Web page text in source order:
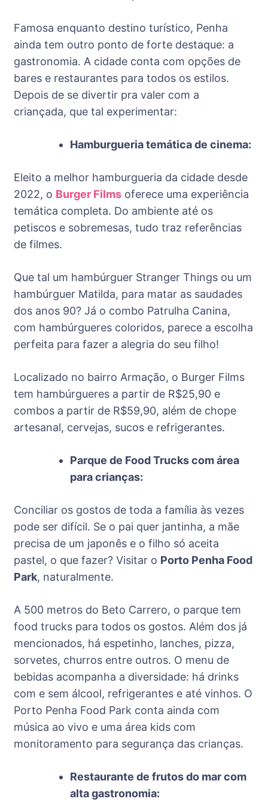
Famosa enquanto destino turístico, Penha
ainda tem outro ponto de forte destaque: a
gastronomia. A cidade conta com opções de
bares e restaurantes para todos os estilos.
Depois de se divertir pra valer com a
criançada, que tal experimentar:
Hamburgueria temática de cinema:
Eleito a melhor hamburgueria da cidade desde
2022, o Burger Films oferece uma experiência
temática completa. Do ambiente até os
petiscos e sobremesas, tudo traz referências
de filmes.
Que tal um hambúrguer Stranger Things ou um
hambúrguer Matilda, para matar as saudades
dos anos 90? Já o combo Patrulha Canina,
com hambúrgueres coloridos, parece a escolha
perfeita para fazer a alegria do seu filho!
Localizado no bairro Armação, o Burger Films
tem hambúrgueres a partir de R$25,90 e
combos a partir de R$59,90, além de chope
artesanal, cervejas, sucos e refrigerantes.
Parque de Food Trucks com área
para crianças:
Conciliar os gostos de toda a família às vezes
pode ser difícil. Se o pai quer jantinha, a mãe
precisa de um japonês e o filho só aceita
pastel, o que fazer? Visitar o Porto Penha Food
Park, naturalmente.
A 500 metros do Beto Carrero, o parque tem
food trucks para todos os gostos. Além dos já
mencionados, há espetinho, lanches, pizza,
sorvetes, churros entre outros. O menu de
bebidas acompanha a diversidade: há drinks
com e sem álcool, refrigerantes e até vinhos. O
Porto Penha Food Park conta ainda com
música ao vivo e uma área kids com
monitoramento para segurança das crianças.
Restaurante de frutos do mar com
alta gastronomia: